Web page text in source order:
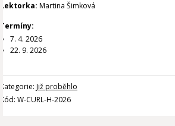
Lektorka: Martina Šimková
Termíny:
7. 4. 2026
22. 9. 2026
Kategorie: Již proběhlo
Kód: W-CURL-H-2026